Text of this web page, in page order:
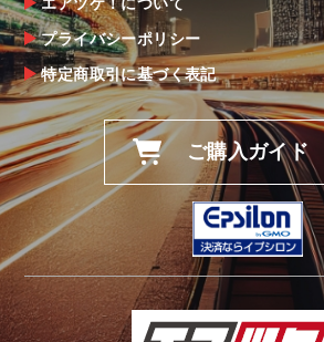
プライバシーポリシー
特定商取引に基づく表記
ご購入ガイド